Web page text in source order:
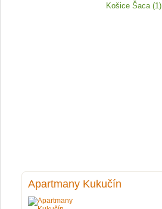
Košice Šaca (1)
Apartmany Kukučín